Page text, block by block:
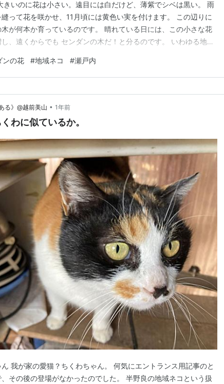
きいのに花は小さい。遠目には白だけど、薄紫でシベは黒い。 雨
って花を咲かせ、11月頃には黄色い実を付けます。 この辺りに
が何本か育っているのです。 晴れている日には、この小さな花
、遠くからでも センダンの木だ！と分るのです。 いわゆる地域
この辺りを 気ままに動き回っては、こうやって気ままにウトウ
コの母親（黒三毛）は今年の早…
ンの花 #地域ネコ #瀬戸内
る》@越前美山 • 1年前
わに似ているか。
我が家の愛猫？ちくわちゃん。 何気にエントランス用記事のと
その後の登場がなかったのでした。 半野良の地域ネコという扱